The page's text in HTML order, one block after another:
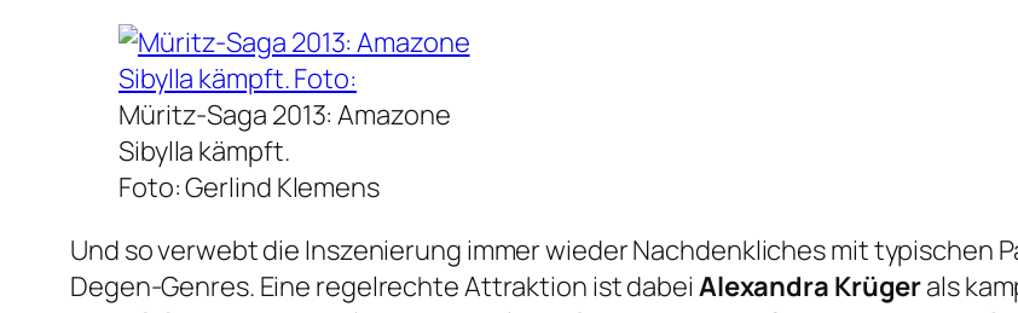
Müritz-Saga 2013: Amazone
Sibylla kämpft.
Foto: Gerlind Klemens
Und so verwebt die Inszenierung immer wieder Nachdenkliches mit typischen
Degen-Genres. Eine regelrechte Attraktion ist dabei Alexandra Krügerals